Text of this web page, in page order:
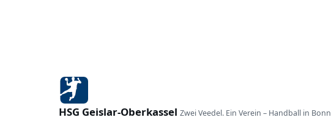
HSG Geislar-Oberkassel Zwei Veedel. Ein Verein – Handball in Bonn